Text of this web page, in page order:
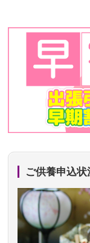
ご供養申込